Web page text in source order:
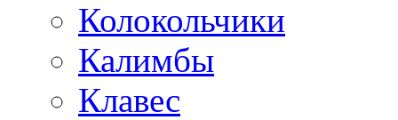
Колокольчики
Калимбы
Клавес